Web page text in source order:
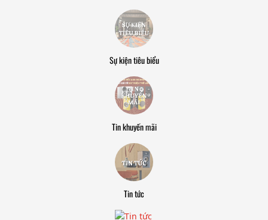
Sự kiện tiêu biểu
Tin khuyến mãi
Tin tức